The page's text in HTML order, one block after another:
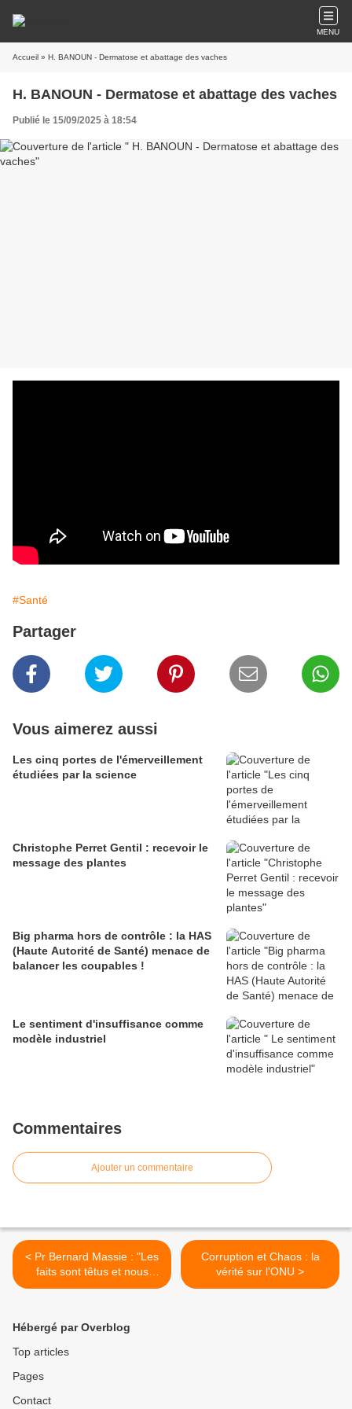
MENU
Accueil » H. BANOUN - Dermatose et abattage des vaches
H. BANOUN - Dermatose et abattage des vaches
Publié le 15/09/2025 à 18:54
#Santé
Partager
Vous aimerez aussi
Les cinq portes de l'émerveillement
étudiées par la science
Christophe Perret Gentil : recevoir le
message des plantes
Big pharma hors de contrôle : la HAS
(Haute Autorité de Santé) menace de
balancer les coupables !
Le sentiment d'insuffisance comme
modèle industriel
Commentaires
Ajouter un commentaire
< Pr Bernard Massie : "Les
faits sont têtus et nous
avons été trompés !"
Corruption et Chaos : la
vérité sur l'ONU >
Hébergé par Overblog
Top articles
Pages
Contact